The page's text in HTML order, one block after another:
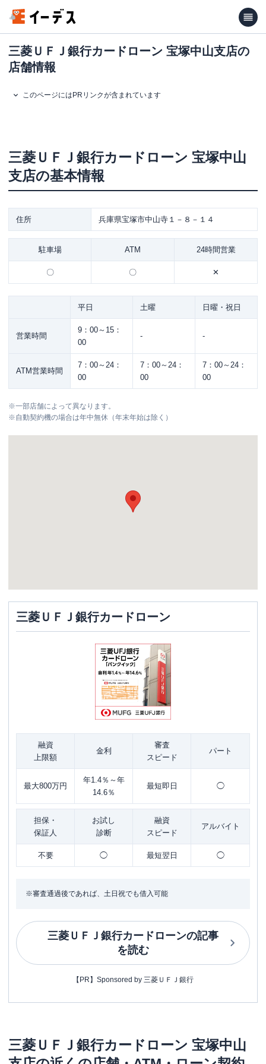
三菱ＵＦＪ銀行カードローン 宝塚中山支店の
店舗情報
このページにはPRリンクが含まれています
三菱ＵＦＪ銀行カードローン 宝塚中山
支店の基本情報
住所 兵庫県宝塚市中山寺１－８－１４
駐車場 ATM 24時間営業
〇 〇 ✕
平日 土曜 日曜・祝日
営業時間
9：00～15：
00
- -
ATM営業時間
7：00～24：
00
7：00～24：
00
7：00～24：
00
※一部店舗によって異なります。
※自動契約機の場合は年中無休（年末年始は除く）
三菱ＵＦＪ銀行カードローン
融資
上限額
金利
審査
スピード
パート
最大800万円
年1.4％～年
14.6％
最短即日 ◯
担保・
保証人
お試し
診断
融資
スピード
アルバイト
不要 ◯ 最短翌日 ◯
※審査通過後であれば、土日祝でも借入可能
三菱ＵＦＪ銀行カードローンの記事
を読む
【PR】Sponsored by 三菱ＵＦＪ銀行
三菱ＵＦＪ銀行カードローン 宝塚中山